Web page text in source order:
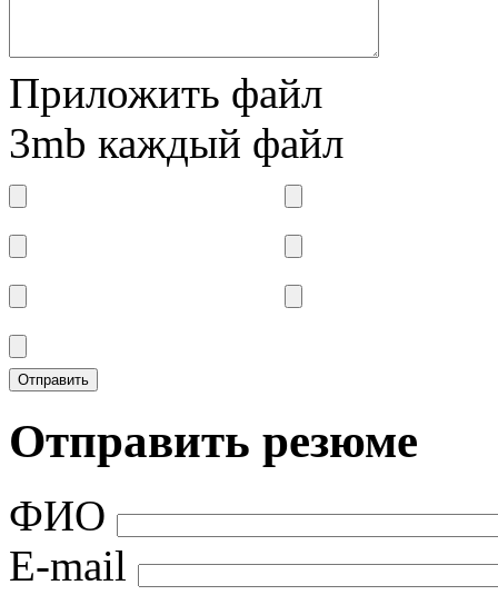
Приложить файл
3mb каждый файл
Отправить резюме
ФИО
E-mail